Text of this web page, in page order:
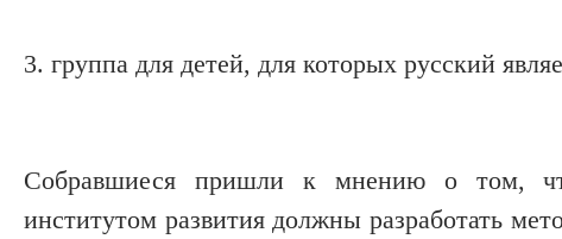
3. группа для детей, для которых русский
Собравшиеся пришли к мнению о том,
институтом развития должны разработать